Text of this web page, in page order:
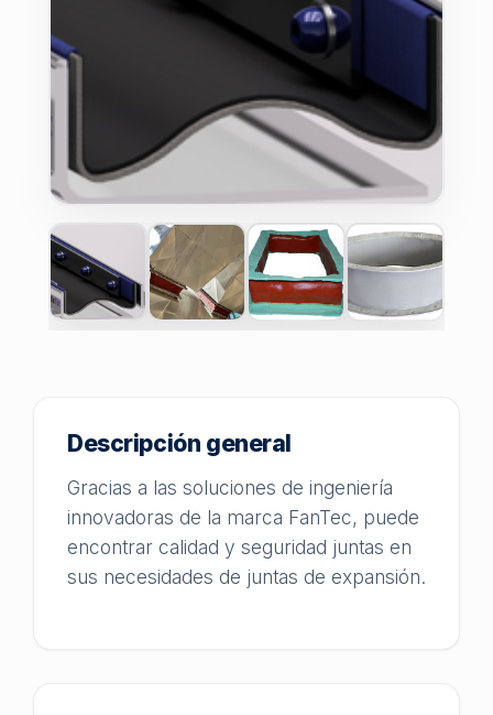
Descripción general
Gracias a las soluciones de ingeniería
innovadoras de la marca FanTec, puede
encontrar calidad y seguridad juntas en
sus necesidades de juntas de expansión.